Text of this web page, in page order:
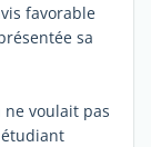
favorable
sa
voulait pas